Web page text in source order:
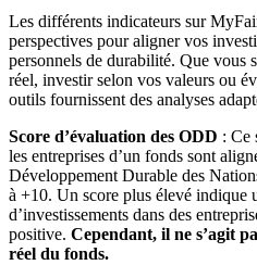
Les différents indicateurs sur
perspectives pour aligner vos
personnels de durabilité. Que vous
réel, investir selon vos valeurs ou
outils fournissent des analyses
Score d’évaluation des ODD : Ce
les entreprises d’un fonds sont
Développement Durable des
à +10. Un score plus élevé indique
d’investissements dans des
positive. Cependant, il ne s’agit
réel du fonds.